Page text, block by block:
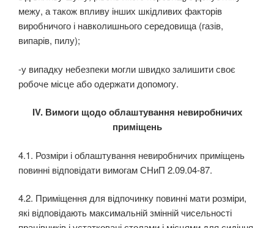
межу, а також впливу ін­ших шкідливих факторів
виробничого і навколишнього середовища (газів,
випарів, пилу);
-у випадку небезпеки могли швидко залишити своє
робоче місце або одержати допомогу.
IV. Вимоги щодо облаштування невиробничих
приміщень
4.1. Розміри і облаштування невиробничих приміщень
повинні відповідати вимогам СНиП 2.09.04-87.
4.2. Приміщення для відпочинку повинні мати розміри,
які відповідають максимальній змінній чисельності